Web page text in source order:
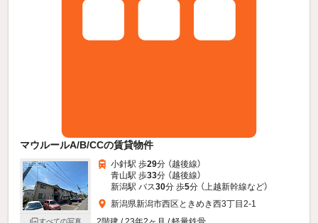
マウルールA/B/CCの賃貸物件
すべての写真
小針駅 歩29分 （越後線）
青山駅 歩33分 （越後線）
新潟駅 バス30分 歩5分 （上越新幹線など）
新潟県新潟市西区ときめき西3丁目2-1